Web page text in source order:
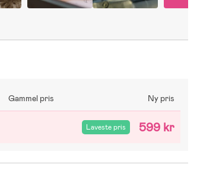
Gammel pris Ny pris
Laveste pris 599 kr